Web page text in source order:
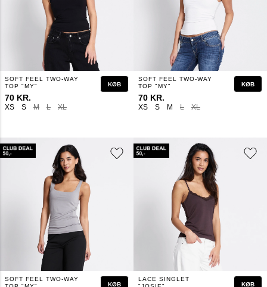
XS S M L XL
SOFT FEEL TWO-WAY
TOP "MY"
70 KR.
KØB
XS S M L XL
SOFT FEEL TWO-WAY
TOP "MY"
70 KR.
KØB
SOFT FEEL TWO-WAY
KØB
LACE SINGLET
KØB